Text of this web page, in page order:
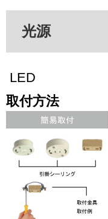
光源
LED
取付方法